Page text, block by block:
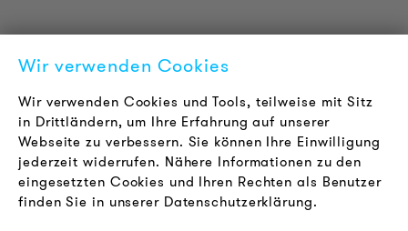
Karriere
Newsletter
RECHTLICHES
AGB
Datenschutz
Wir verwenden Cookies
Wir verwenden Cookies und Tools, teilweise mit Sitz
in Drittländern, um Ihre Erfahrung auf unserer
Webseite zu verbessern. Sie können Ihre Einwilligung
jederzeit widerrufen. Nähere Informationen zu den
eingesetzten Cookies und Ihren Rechten als Benutzer
finden Sie in unserer Datenschutzerklärung.